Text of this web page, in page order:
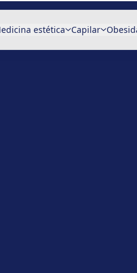
estética Capilar